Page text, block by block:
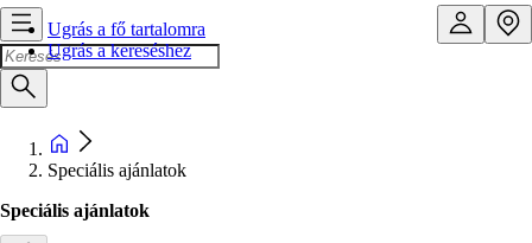
Ugrás a fő tartalomra
Ugrás a kereséshez
Speciális ajánlatok
Speciális ajánlatok